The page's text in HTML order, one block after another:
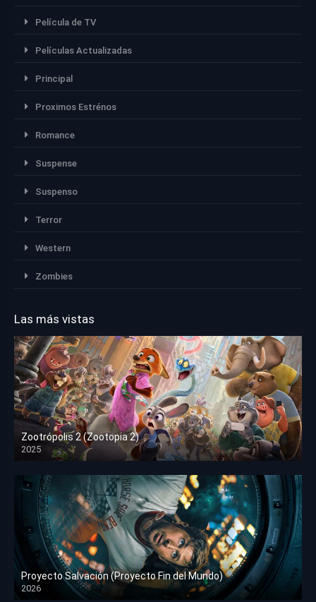
Película de TV
Películas Actualizadas
Principal
Proximos Estrénos
Romance
Suspense
Suspenso
Terror
Western
Zombies
Las más vistas
Zootrópolis 2 (Zootopia 2)
2025
HD 1080p
Proyecto Salvación (Proyecto Fin del Mundo)
2026
HD 1080p